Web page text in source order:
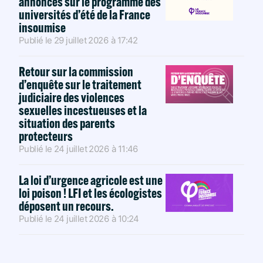
universités d’été de la France
insoumise
Publié le 29 juillet 2026 à 17:42
Retour sur la commission
d’enquête sur le traitement
judiciaire des violences
sexuelles incestueuses et la
situation des parents
protecteurs
Publié le 24 juillet 2026 à 11:46
La loi d’urgence agricole est une
loi poison ! LFI et les écologistes
déposent un recours.
Publié le 24 juillet 2026 à 10:24